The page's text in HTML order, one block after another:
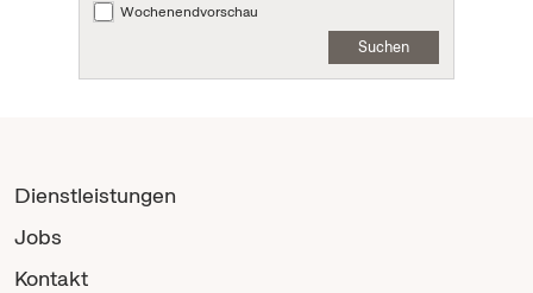
Wochenendvorschau
Suchen
Dienstleistungen
Jobs
Kontakt